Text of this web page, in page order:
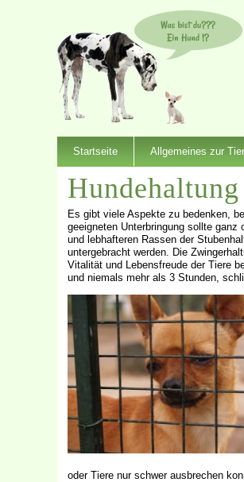
Startseite Allgemeines zur
Es gibt viele Aspekte zu bedenken,
geeigneten Unterbringung sollte
und lebhafteren Rassen der
untergebracht werden. Die
Vitalität und Lebensfreude der Tiere
und niemals mehr als 3 Stunden,
oder Tiere nur schwer ausbrechen